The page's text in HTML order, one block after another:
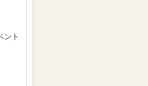
ント